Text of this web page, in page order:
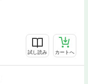
試し読み カートへ